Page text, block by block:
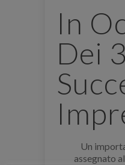
In
Dei
Un
assegnato